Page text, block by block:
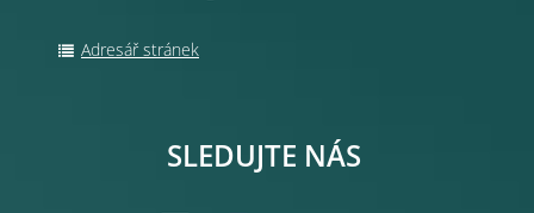
Adresář stránek
SLEDUJTE NÁS